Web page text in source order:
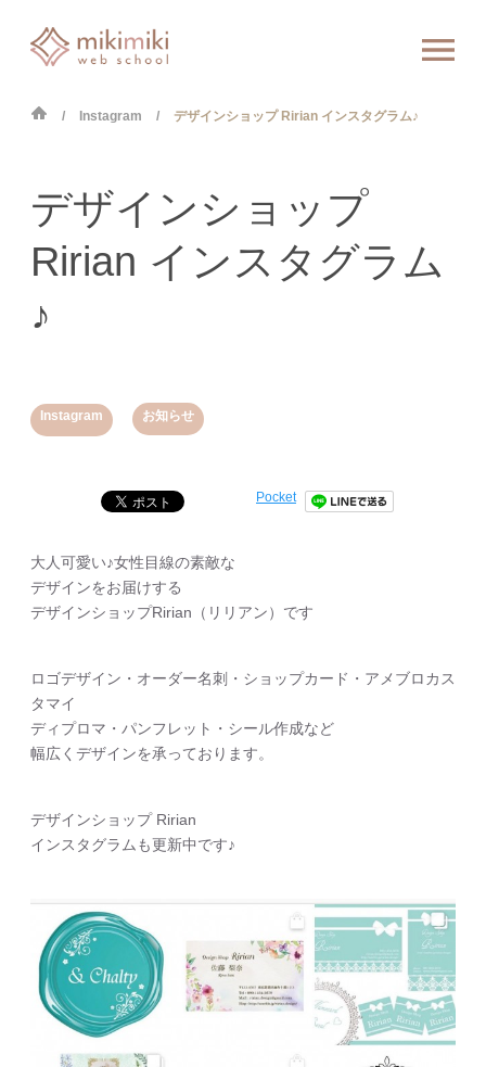
Instagram デザインショップ Ririan インスタグラム♪
Instagram お知らせ
デザインショップ
Ririan インスタグラム
♪
Pocket
大人可愛い♪女性目線の素敵な
デザインをお届けする
デザインショップRirian（リリアン）です
ロゴデザイン・オーダー名刺・ショップカード・アメブロカス
タマイ
ディプロマ・パンフレット・シール作成など
幅広くデザインを承っております。
デザインショップ Ririan
インスタグラムも更新中です♪